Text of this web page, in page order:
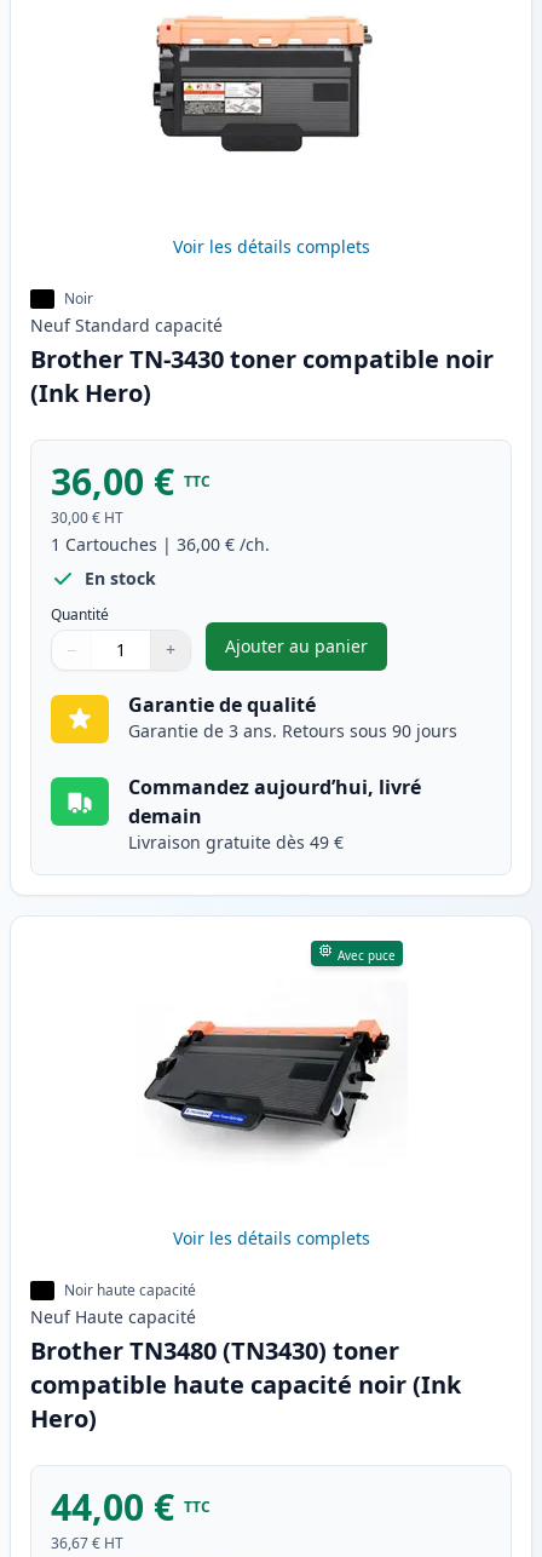
Voir les détails complets
Noir
Neuf Standard capacité
Brother TN-3430 toner compatible noir
(Ink Hero)
36,00 € TTC
30,00 € HT
1 Cartouches | 36,00 € /ch.
En stock
Quantité
Quantité
Utilisez les boutons pour ajuster
− +
Quantité
Ajouter au panier
,Brother TN-3430 toner
Garantie de qualité
Garantie de 3 ans. Retours sous 90 jours
Commandez aujourd’hui, livré
demain
Livraison gratuite dès 49 €
Avec puce
Voir les détails complets
Noir haute capacité
Neuf Haute capacité
Brother TN3480 (TN3430) toner
compatible haute capacité noir (Ink
Hero)
44,00 € TTC
36,67 € HT